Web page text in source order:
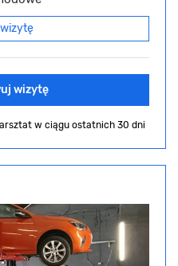
wizytę
w ciągu ostatnich 30 dni